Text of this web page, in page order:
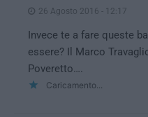
26 Agosto 2016 - 12:17
Invece te a fare queste
essere? Il Marco
Poveretto….
Caricamento...